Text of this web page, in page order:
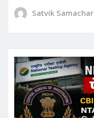
Satvik Samachar